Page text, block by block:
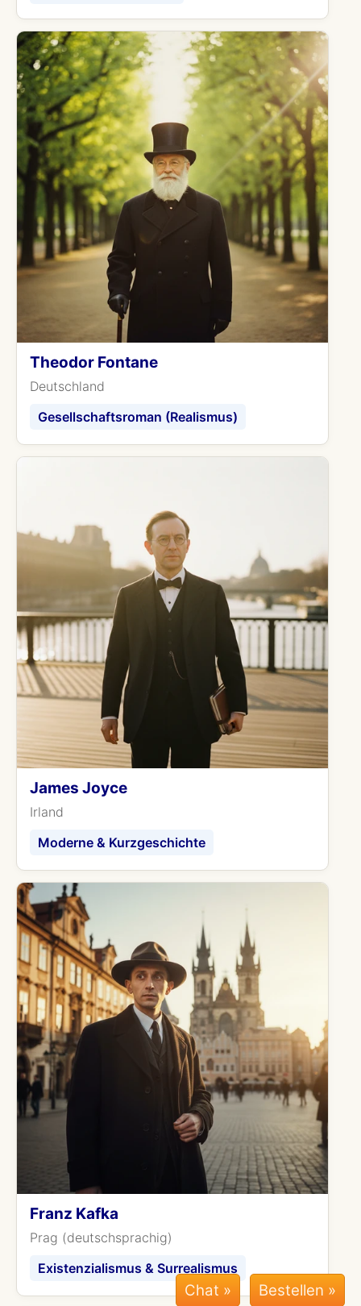
Theodor Fontane
Deutschland
Gesellschaftsroman (Realismus)
James Joyce
Irland
Moderne & Kurzgeschichte
Franz Kafka
Prag (deutschsprachig)
Existenzialismus & Surrealismus
Chat »